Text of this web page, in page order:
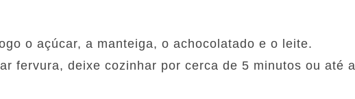
o açúcar, a manteiga, o achocolatado e o leite.
fervura, deixe cozinhar por cerca de 5 minutos ou até a